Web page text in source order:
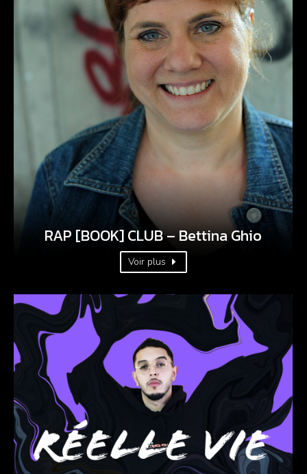
RAP [BOOK] CLUB – Bettina Ghio
Voir plus